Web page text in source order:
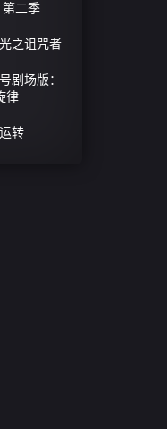
第二季
之诅咒者
剧场版：
律
转